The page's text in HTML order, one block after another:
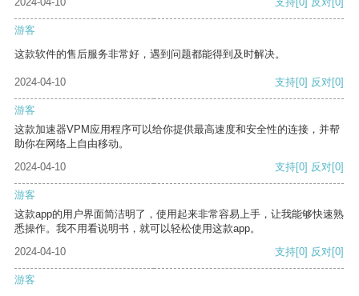
游客
这款软件的售后服务非常好，遇到问题都能得到及时解决。
2024-04-10 支持[0] 反对[0]
游客
这款加速器VPM应用程序可以给你提供最高速度和安全性的连接，并帮
助你在网络上自由移动。
2024-04-10
支持[0] 反对[0]
游客
这款app的用户界面简洁明了，使用起来非常容易上手，让我能够快速熟
悉操作。我不用看说明书，就可以轻松使用这款app。
2024-04-10
支持[0] 反对[0]
游客